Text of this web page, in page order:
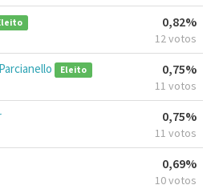
0,82%
12 votos
Eleito 0,75%
11 votos
0,75%
11 votos
0,69%
10 votos